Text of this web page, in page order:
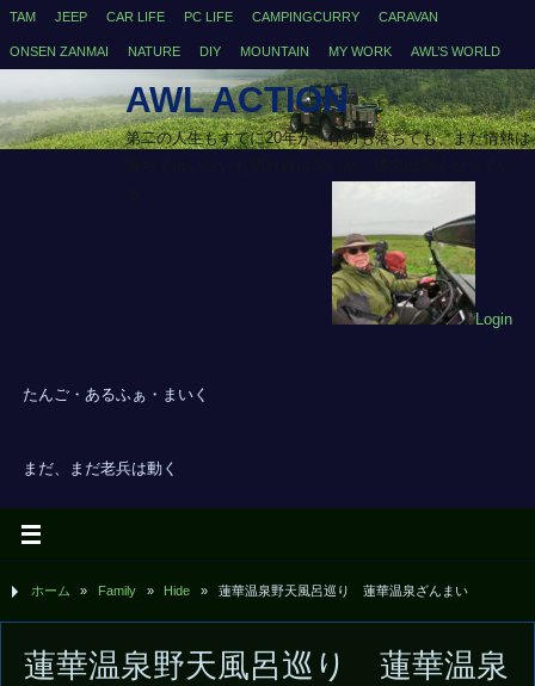
TAM JEEP CAR LIFE PC LIFE CAMPINGCURRY CARAVAN
ONSEN ZANMAI NATURE DIY MOUNTAIN MY WORK AWL’S WORLD
AWL ACTION
第二の人生もすでに20年が、体力も落ちても、まだ情熱は
Login
たんご・あるふぁ・まいく
まだ、まだ老兵は動く
ホーム » Family » Hide » 蓮華温泉野天風呂巡り 蓮華温泉ざんまい
蓮華温泉野天風呂巡り 蓮華温泉